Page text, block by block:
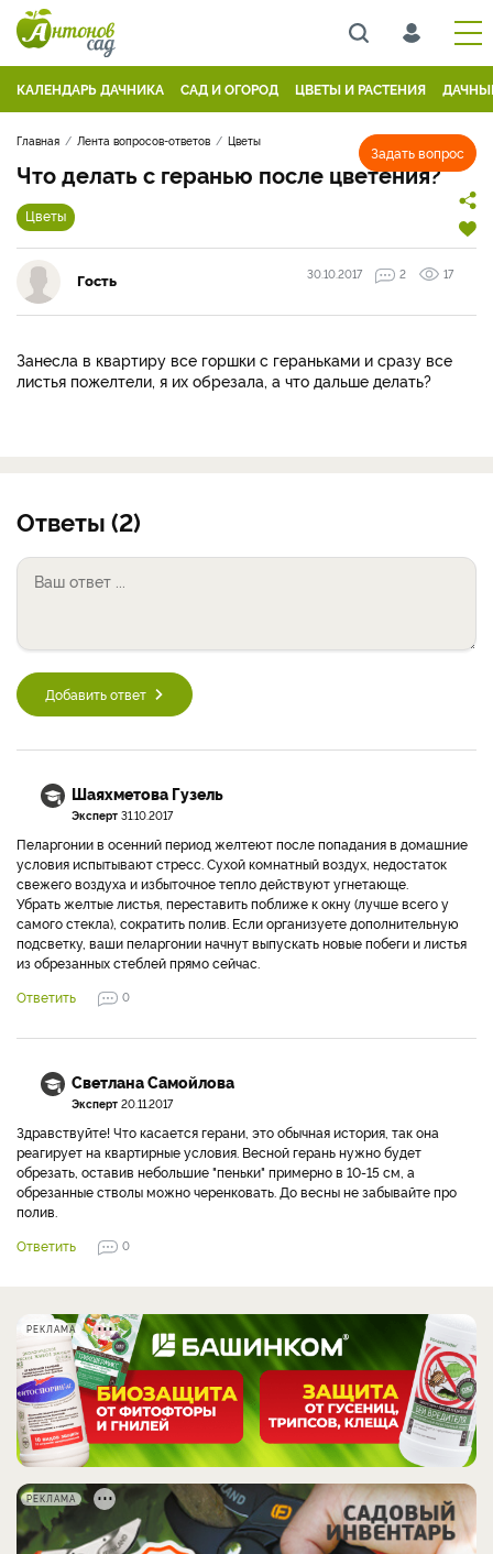
КАЛЕНДАРЬ ДАЧНИКА САД И ОГОРОД ЦВЕТЫ И РАСТЕНИЯ
Задать вопрос
Главная Лента вопросов-ответов Цветы
Что делать с геранью после цветения?
Цветы
Гость 30.10.2017 2 17
Занесла в квартиру все горшки с гераньками и сразу все
листья пожелтели, я их обрезала, а что дальше делать?
Ответы (2)
Добавить ответ
Шаяхметова Гузель
Эксперт 31.10.2017
Пеларгонии в осенний период желтеют после попадания в домашние
условия испытывают стресс. Сухой комнатный воздух, недостаток
свежего воздуха и избыточное тепло действуют угнетающе.
Убрать желтые листья, переставить поближе к окну (лучше всего у
самого стекла), сократить полив. Если организуете дополнительную
подсветку, ваши пеларгонии начнут выпускать новые побеги и листья
из обрезанных стеблей прямо сейчас.
Ответить
0
Светлана Самойлова
Эксперт 20.11.2017
Здравствуйте! Что касается герани, это обычная история, так она
реагирует на квартирные условия. Весной герань нужно будет
обрезать, оставив небольшие "пеньки" примерно в 10-15 см, а
обрезанные стволы можно черенковать. До весны не забывайте про
полив.
Ответить
0
РЕКЛАМА
РЕКЛАМА